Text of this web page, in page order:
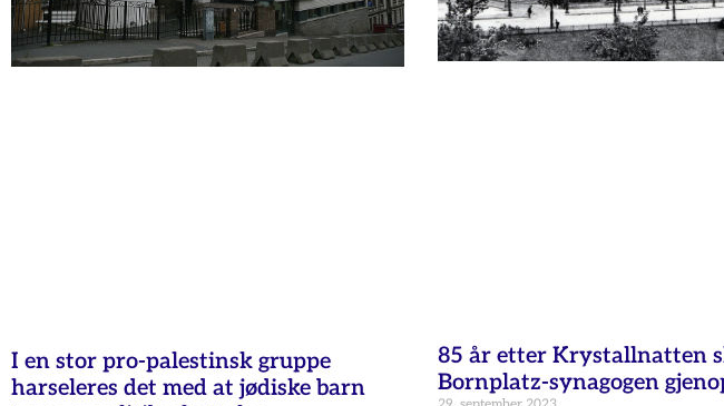
I en stor pro-palestinsk gruppe
harseleres det med at jødiske barn
85 år etter Krystallnatten
Bornplatz-synagogen